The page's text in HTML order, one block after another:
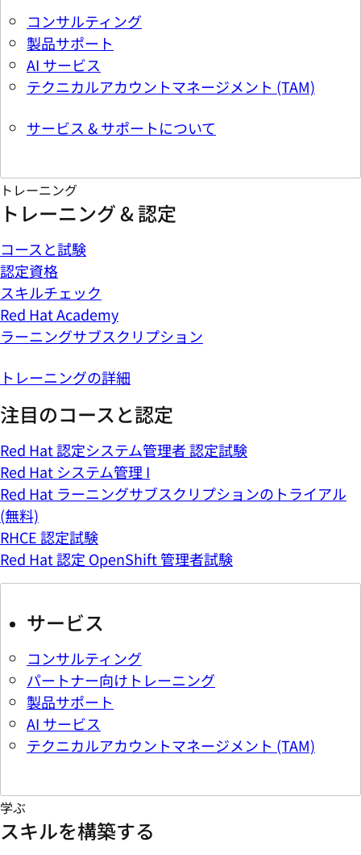
コンサルティング
製品サポート
AI サービス
テクニカルアカウントマネージメント (TAM)
サービス & サポートについて
トレーニング
トレーニング & 認定
コースと試験
認定資格
スキルチェック
Red Hat Academy
ラーニングサブスクリプション
トレーニングの詳細
注目のコースと認定
Red Hat 認定システム管理者 認定試験
Red Hat システム管理 I
Red Hat ラーニングサブスクリプションのトライアル
(無料)
RHCE 認定試験
Red Hat 認定 OpenShift 管理者試験
サービス
コンサルティング
パートナー向けトレーニング
製品サポート
AI サービス
テクニカルアカウントマネージメント (TAM)
学ぶ
スキルを構築する